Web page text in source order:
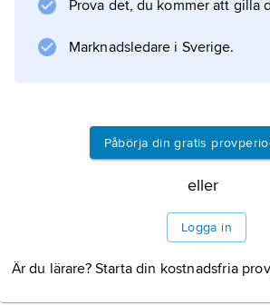
Prova det, du kommer att gilla
Marknadsledare i Sverige.
Påbörja din gratis
eller
Logga in
Är du lärare? Starta din kostnadsfria